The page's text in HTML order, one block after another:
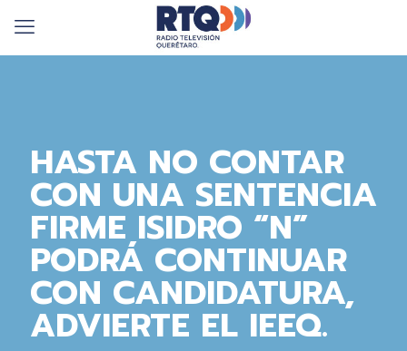
HASTA NO CONTAR
CON UNA SENTENCIA
FIRME ISIDRO “N”
PODRÁ CONTINUAR
CON CANDIDATURA,
ADVIERTE EL IEEQ.